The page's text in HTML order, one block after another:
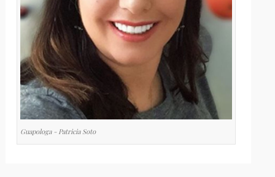
Guapologa - Patricia Soto